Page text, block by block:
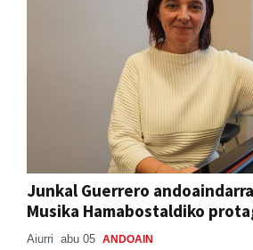
Junkal Guerrero
Musika Hamabostaldiko
Aiurri abu 05 ANDOAIN